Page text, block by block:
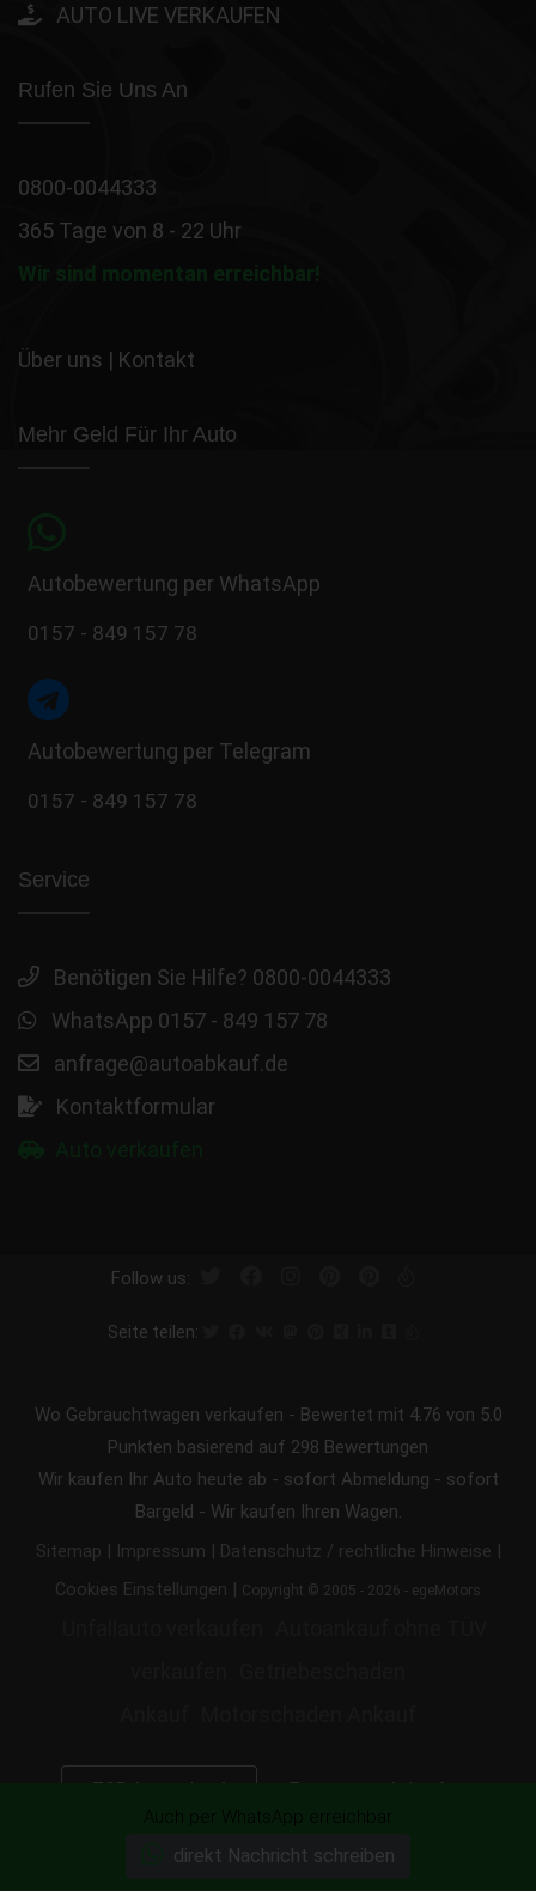
AUTO LIVE VERKAUFEN
Rufen Sie Uns An
0800-0044333
365 Tage von 8 - 22 Uhr
Wir sind momentan erreichbar!
Über uns | Kontakt
Mehr Geld Für Ihr Auto
Autobewertung per WhatsApp
0157 - 849 157 78
Autobewertung per Telegram
0157 - 849 157 78
Service
Benötigen Sie Hilfe? 0800-0044333
WhatsApp 0157 - 849 157 78
anfrage@autoabkauf.de
Kontaktformular
Follow us:
Seite teilen:
Wo Gebrauchtwagen verkaufen - Bewertet mit 4.76 von 5.0
Punkten basierend auf 298 Bewertungen
Wir kaufen Ihr Auto heute ab - sofort Abmeldung - sofort
Bargeld - Wir kaufen Ihren Wagen.
Sitemap | Impressum | Datenschutz / rechtliche Hinweise |
Cookies Einstellungen | Copyright © 2005 - 2026 - egeMotors
TOP Autoankauf Transporter Ankauf
Auch per WhatsApp erreichbar
direkt Nachricht schreiben